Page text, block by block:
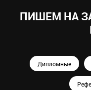
ПИШЕМ НА
Дипломные